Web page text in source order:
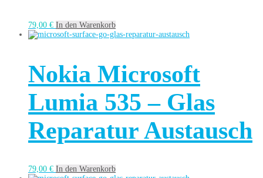
79,00 € In den Warenkorb
Nokia Microsoft
Lumia 535 – Glas
Reparatur Austausch
79,00 € In den Warenkorb